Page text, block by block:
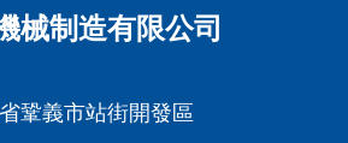
械制造有限公司
鞏義市站街開發區